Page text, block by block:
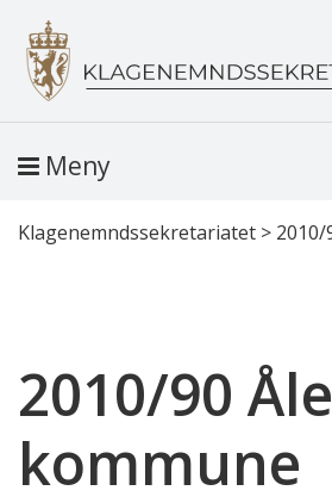
Meny
Klagenemndssekretariatet > 2010/
2010/90
kommune